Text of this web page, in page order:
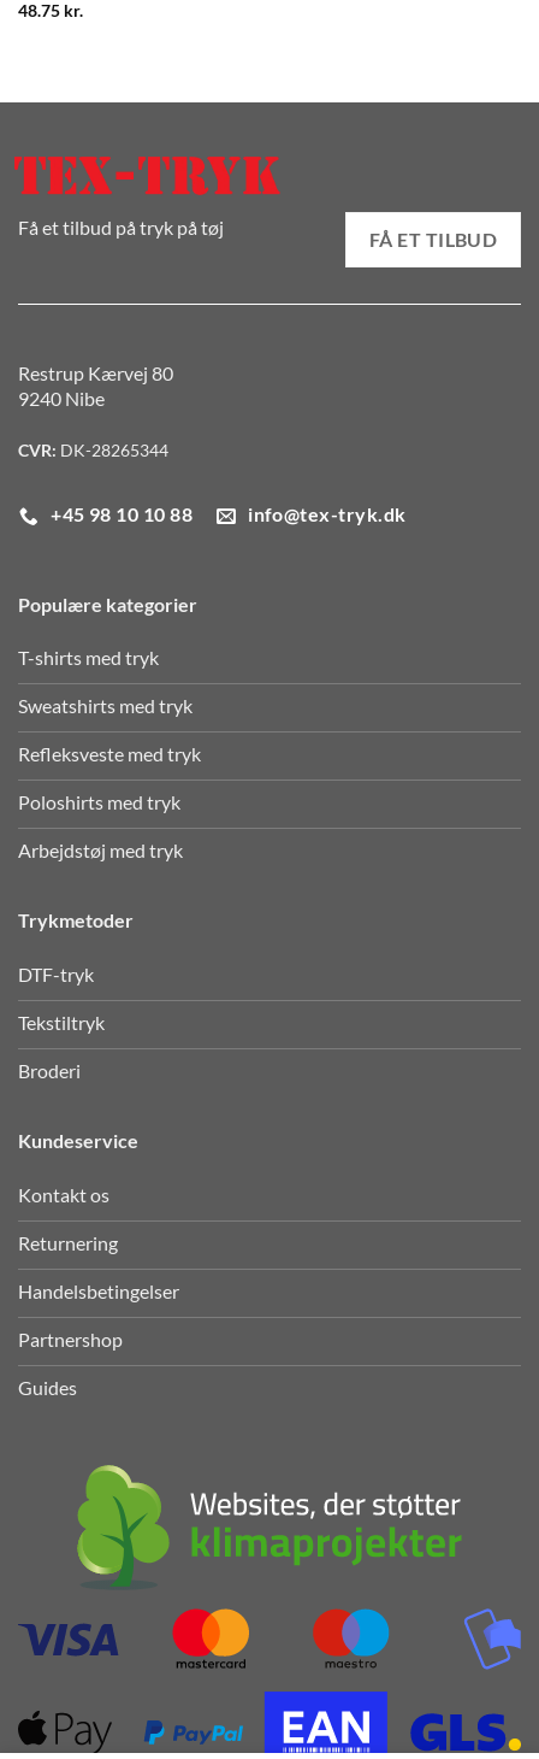
48.75 kr.
Få et tilbud på tryk på tøj
FÅ ET TILBUD
Restrup Kærvej 80
9240 Nibe
CVR: DK-28265344
+45 98 10 10 88 info@tex-tryk.dk
Populære kategorier
T-shirts med tryk
Sweatshirts med tryk
Refleksveste med tryk
Poloshirts med tryk
Arbejdstøj med tryk
Trykmetoder
DTF-tryk
Tekstiltryk
Broderi
Kundeservice
Kontakt os
Returnering
Handelsbetingelser
Partnershop
Guides